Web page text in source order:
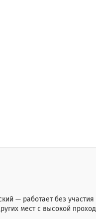
— работает без участия
мест с высокой